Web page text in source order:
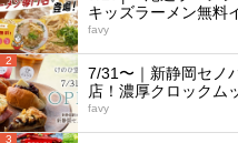
キッズラーメン無料
favy
2
7/31〜｜新静岡セノ
店！濃厚クロックム
favy
3